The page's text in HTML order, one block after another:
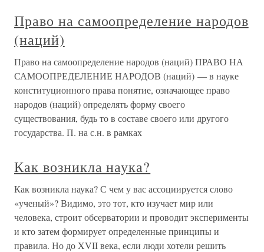
Право на самоопределение народов
(наций)
Право на самоопределение народов (наций) ПРАВО НА
САМООПРЕДЕЛЕНИЕ НАРОДОВ (наций) — в науке
конституционного права понятие, означающее право
народов (наций) определять форму своего
существования, будь то в составе своего или другого
государства. П. на с.н. в рамках
Как возникла наука?
Как возникла наука? С чем у вас ассоциируется слово
«ученый»? Видимо, это тот, кто изучает мир или
человека, строит обсерватории и проводит эксперименты
и кто затем формирует определенные принципы и
правила. Но до XVII века, если люди хотели решить